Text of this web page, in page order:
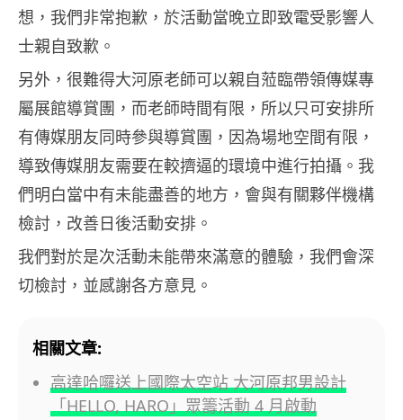
想，我們非常抱歉，於活動當晚立即致電受影響人
士親自致歉。
另外，很難得大河原老師可以親自蒞臨帶領傳媒專
屬展館導賞團，而老師時間有限，所以只可安排所
有傳媒朋友同時參與導賞團，因為場地空間有限，
導致傳媒朋友需要在較擠逼的環境中進行拍攝。我
們明白當中有未能盡善的地方，會與有關夥伴機構
檢討，改善日後活動安排。
我們對於是次活動未能帶來滿意的體驗，我們會深
切檢討，並感謝各方意見。
相關文章:
高達哈囉送上國際太空站 大河原邦男設計
「HELLO, HARO」眾籌活動 4 月啟動